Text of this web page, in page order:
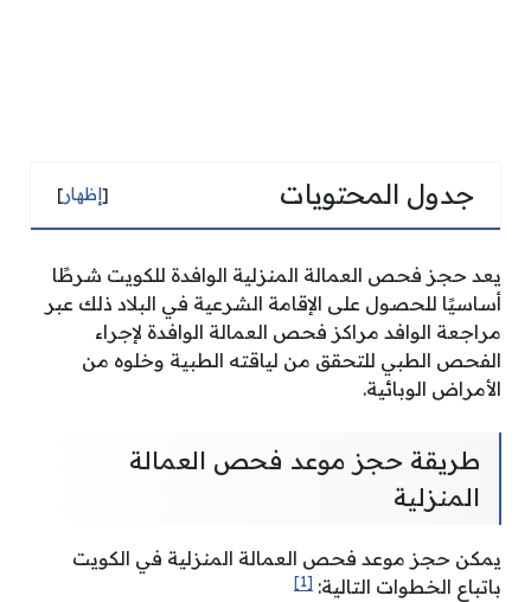
جدول المحتويات [إظهار]
يعد حجز فحص العمالة المنزلية الوافدة للكويت شرطًا
أساسيًا للحصول على الإقامة الشرعية في البلاد ذلك عبر
مراجعة الوافد مراكز فحص العمالة الوافدة لإجراء
الفحص الطبي للتحقق من لياقته الطبية وخلوه من
الأمراض الوبائية.
طريقة حجز موعد فحص العمالة
المنزلية
يمكن حجز موعد فحص العمالة المنزلية في الكويت
باتباع الخطوات التالية: [1]